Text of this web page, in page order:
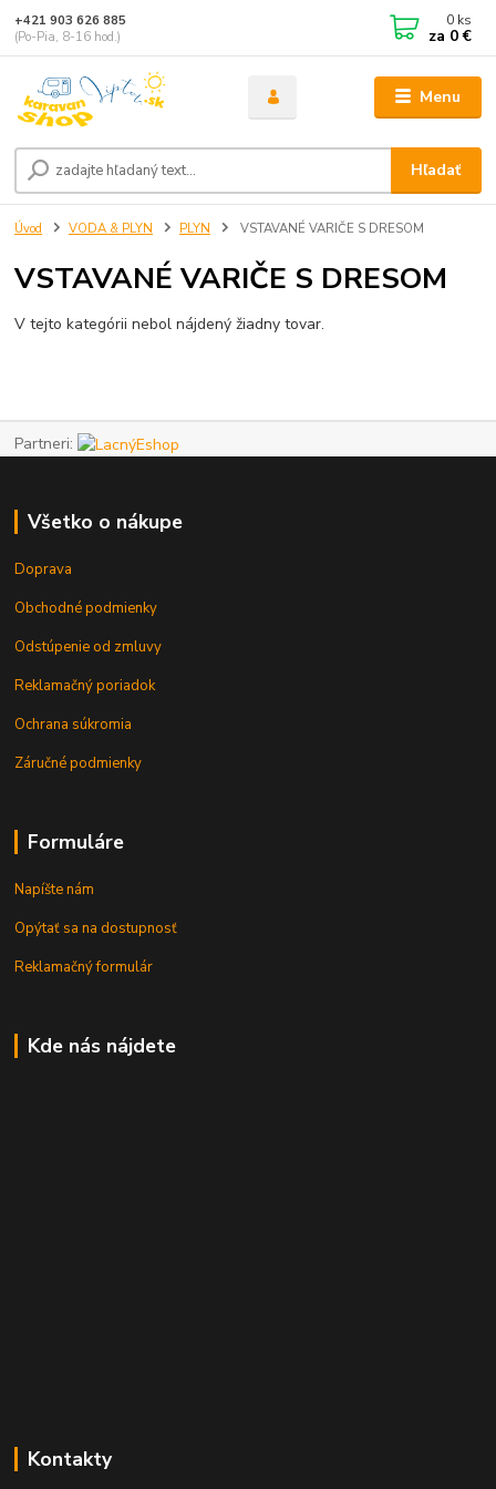
Menu
Hľadať
+421 903 626 885
(Po-Pia, 8-16 hod.)
0 ks
za 0 €
Úvod VODA & PLYN PLYN VSTAVANÉ VARIČE S DRESOM
VSTAVANÉ VARIČE S DRESOM
V tejto kategórii nebol nájdený žiadny tovar.
Partneri:
Všetko o nákupe
Doprava
Obchodné podmienky
Odstúpenie od zmluvy
Reklamačný poriadok
Ochrana súkromia
Záručné podmienky
Formuláre
Napíšte nám
Opýtať sa na dostupnosť
Reklamačný formulár
Kde nás nájdete
Kontakty